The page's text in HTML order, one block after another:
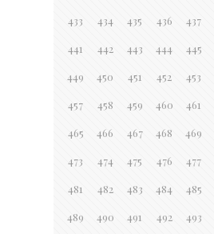
433 434 435 436 437
441 442 443 444 445
449 450 451 452 453
457 458 459 460 461
465 466 467 468 469
473 474 475 476 477
481 482 483 484 485
489 490 491 492 493